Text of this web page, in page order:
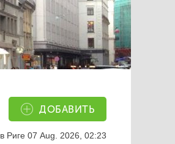
ДОБАВИТЬ
в Риге 07 Aug. 2026, 02:23